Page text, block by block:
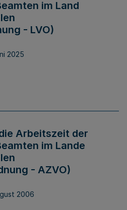
im Land
- LVO)
2025
Arbeitszeit der
im Lande
- AZVO)
2006